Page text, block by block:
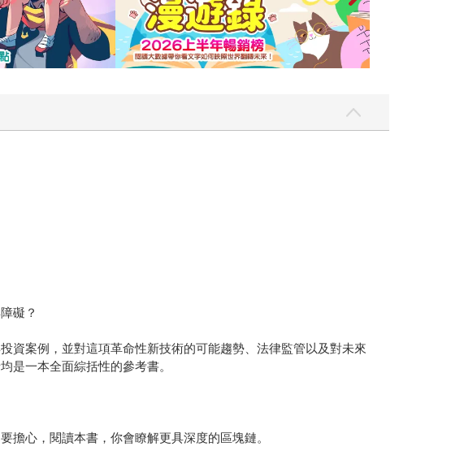
礙？
資案例，並對這項革命性新技術的可能趨勢、法律監管以及對未來
是一本全面綜括性的參考書。
擔心，閱讀本書，你會瞭解更具深度的區塊鏈。